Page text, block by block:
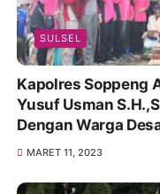
SULSEL
Kapolres Soppeng
Yusuf Usman
Dengan Warga
MARET 11, 2023